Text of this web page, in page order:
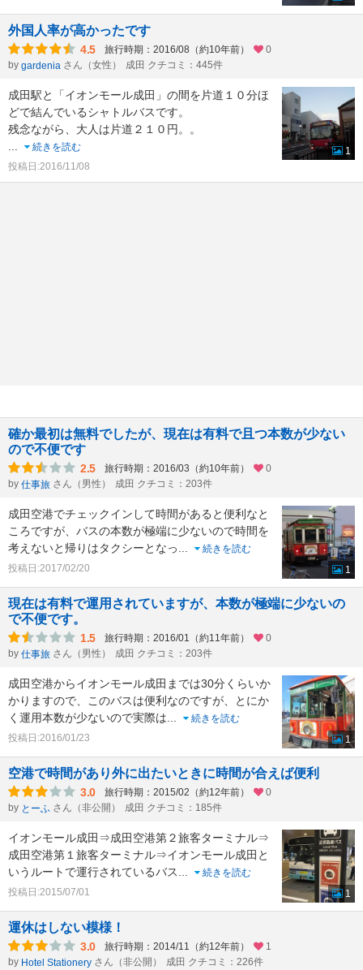
外国人率が高かったです
4.5 旅行時期：2016/08（約10年前）
0
by gardenia さん（女性） 成田 クチコミ：445件
成田駅と「イオンモール成田」の間を片道１０分ほ
どで結んでいるシャトルバスです。
残念ながら、大人は片道２１０円。。
...
続きを読む
投稿日:2016/11/08
1
確か最初は無料でしたが、現在は有料で且つ本数が少ない
ので不便です
2.5 旅行時期：2016/03（約10年前）
0
by 仕事旅 さん（男性） 成田 クチコミ：203件
成田空港でチェックインして時間があると便利なと
ころですが、バスの本数が極端に少ないので時間を
考えないと帰りはタクシーとなっ...
続きを読む
投稿日:2017/02/20
1
現在は有料で運用されていますが、本数が極端に少ないの
で不便です。
1.5 旅行時期：2016/01（約11年前）
0
by 仕事旅 さん（男性） 成田 クチコミ：203件
成田空港からイオンモール成田までは30分くらいか
かりますので、このバスは便利なのですが、とにか
く運用本数が少ないので実際は...
続きを読む
投稿日:2016/01/23
1
空港で時間があり外に出たいときに時間が合えば便利
3.0 旅行時期：2015/02（約12年前）
0
by とーふ さん（非公開） 成田 クチコミ：185件
イオンモール成田⇒成田空港第２旅客ターミナル⇒
成田空港第１旅客ターミナル⇒イオンモール成田と
いうルートで運行されているバス...
続きを読む
投稿日:2015/07/01
1
運休はしない模様！
3.0 旅行時期：2014/11（約12年前）
1
by Hotel Stationery さん（非公開） 成田 クチコミ：226件